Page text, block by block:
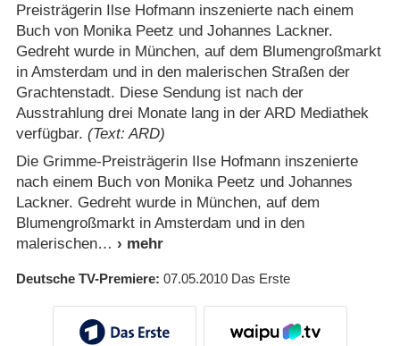
Preisträgerin Ilse Hofmann inszenierte nach einem
Buch von Monika Peetz und Johannes Lackner.
Gedreht wurde in München, auf dem Blumengroßmarkt
in Amsterdam und in den malerischen Straßen der
Grachtenstadt. Diese Sendung ist nach der
Ausstrahlung drei Monate lang in der ARD Mediathek
verfügbar. (Text: ARD)
Die Grimme-Preisträgerin Ilse Hofmann inszenierte
nach einem Buch von Monika Peetz und Johannes
Lackner. Gedreht wurde in München, auf dem
Blumengroßmarkt in Amsterdam und in den
malerischen
Deutsche TV-Premiere 07.05.2010 Das Erste